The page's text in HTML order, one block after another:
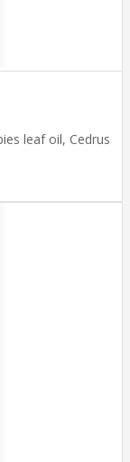
leaf oil, Cedrus